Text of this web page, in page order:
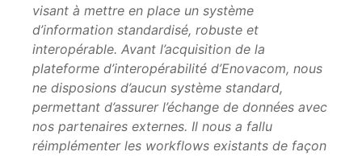
visant à mettre en place un système
d’information standardisé, robuste et
interopérable. Avant l’acquisition de la
plateforme d’interopérabilité d’Enovacom, nous
ne disposions d’aucun système standard,
permettant d’assurer l’échange de données avec
nos partenaires externes. Il nous a fallu
réimplémenter les workflows existants de façon